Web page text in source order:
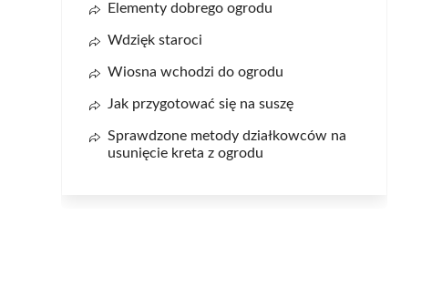
Elementy dobrego ogrodu
Wdzięk staroci
Wiosna wchodzi do ogrodu
Jak przygotować się na suszę
Sprawdzone metody działkowców na
usunięcie kreta z ogrodu